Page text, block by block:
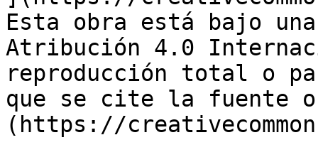
Esta obra está bajo
Atribución 4.0
reproducción total o
que se cite la fuente
(https://